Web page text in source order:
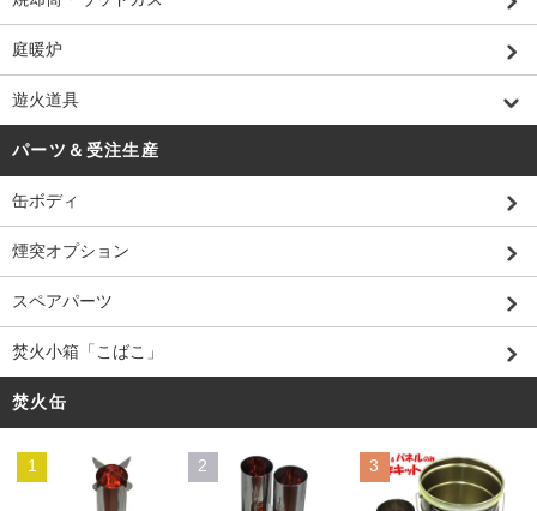
庭暖炉
遊火道具
パーツ＆受注生産
缶ボディ
煙突オプション
スペアパーツ
焚火小箱「こばこ」
焚火缶
1 2 3